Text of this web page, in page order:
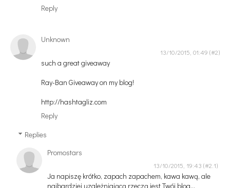
Reply
Unknown
13/10/2015, 01:49
such a great giveaway
Ray-Ban Giveaway on my blog!
http://hashtagliz.com
Reply
Replies
Promostars
13/10/2015, 19:43
Ja napiszę krótko, zapach zapachem, kawa kawą, ale
najbardziej uzależniającą rzeczą jest Twój blog...